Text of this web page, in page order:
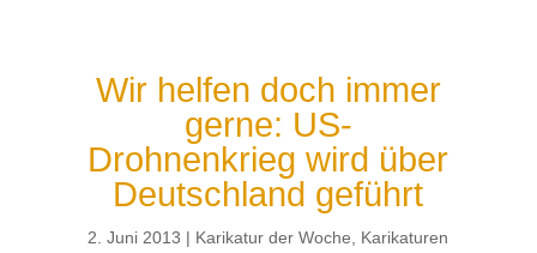
Wir helfen doch immer
gerne: US-
Drohnenkrieg wird über
Deutschland geführt
2. Juni 2013 Karikatur der Woche
Karikaturen